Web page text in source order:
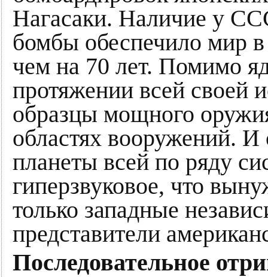
Нагасаки. Наличие у
бомбы обеспечило мир
чем на 70 лет. Помимо
протяжении всей своей
образцы мощного
областях вооружений. И
планеты всей по ряду
гиперзвуковое, что
только западные
представители
Последовательное